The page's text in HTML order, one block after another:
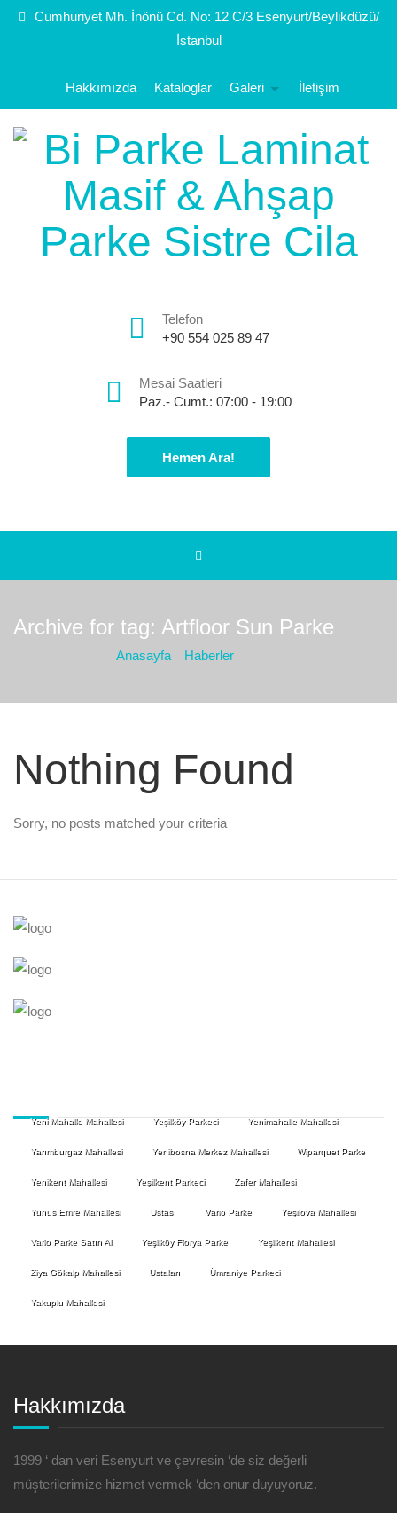
Cumhuriyet Mh. İnönü Cd. No: 12 C/3 Esenyurt/Beylikdüzü/
İstanbul
Hakkımızda Kataloglar Galeri İletişim
Telefon
+90 554 025 89 47
Mesai Saatleri
Paz.- Cumt.: 07:00 - 19:00
Hemen Ara!
Archive for tag: Artfloor Sun Parke
Anasayfa Haberler
Nothing Found
Sorry, no posts matched your criteria
Yeni Mahalle Mahallesi Yeşilköy Parkeci Yenimahalle Mahallesi
Yarımburgaz Mahallesi Yenibosna Merkez Mahallesi Wiparquet Parke
Yenikent Mahallesi Yeşilkent Parkeci Zafer Mahallesi
Yunus Emre Mahallesi Ustası Vario Parke Yeşilova Mahallesi
Vario Parke Satın Al Yeşilköy Florya Parke Yeşilkent Mahallesi
Ziya Gökalp Mahallesi Ustaları Ümraniye Parkeci
Yakuplu Mahallesi
Hakkımızda
1999 ‘ dan veri Esenyurt ve çevresin ‘de siz değerli
müşterilerimize hizmet vermek ‘den onur duyuyoruz.